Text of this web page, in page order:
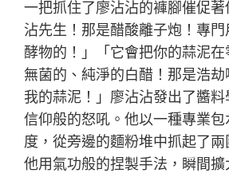
一把抓住了廖沾沾的褲腳催促
沾先生！那是醋酸離子炮！專
酵物的！」「它會把你的蒜泥
無菌的、純淨的白醋！那是浩
我的蒜泥！」廖沾沾發出了醬
信仰般的怒吼。他以一種專業
度，從旁邊的麵粉堆中抓起了
他用氣功般的捏製手法，瞬間